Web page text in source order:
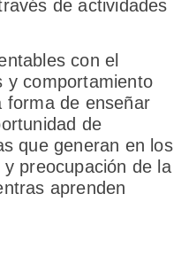
de actividades
con el
y comportamiento
forma de enseñar
de
que generan en los
preocupación de la
aprenden